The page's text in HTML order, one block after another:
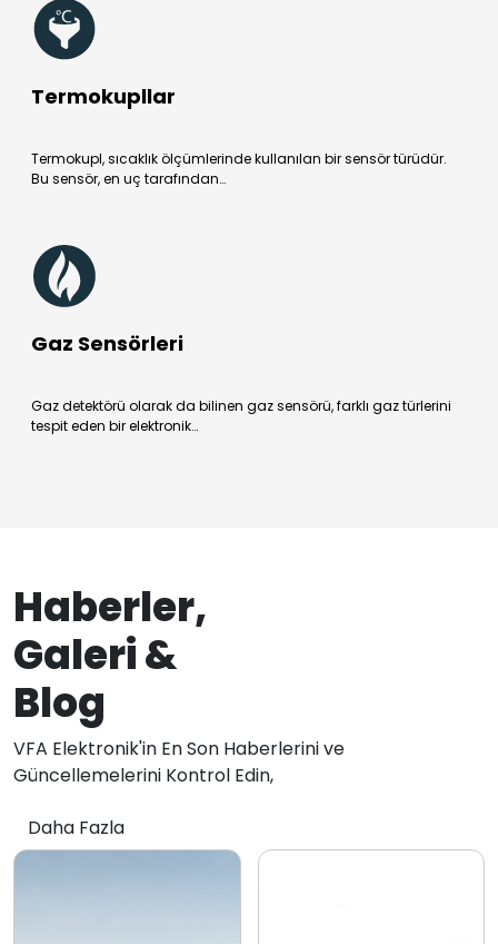
Termokupllar
Termokupl, sıcaklık ölçümlerinde kullanılan bir sensör türüdür.
Bu sensör, en uç tarafından…
Gaz Sensörleri
Gaz detektörü olarak da bilinen gaz sensörü, farklı gaz türlerini
tespit eden bir elektronik…
Haberler,
Galeri &
Blog
VFA Elektronik'in En Son Haberlerini ve
Güncellemelerini Kontrol Edin,
Daha Fazla